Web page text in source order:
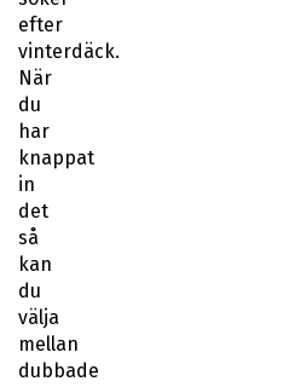
efter
vinterdäck.
När
du
har
knappat
in
det
så
kan
du
välja
mellan
dubbade